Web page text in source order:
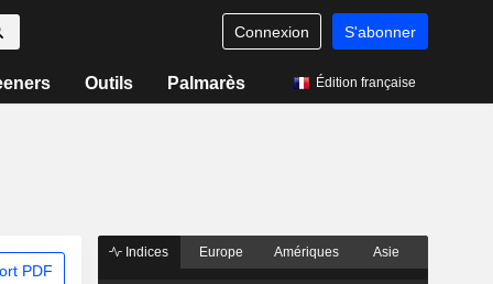
Connexion S'abonner
Outils Palmarès Édition française
PDF
Indices Europe Amériques Asie